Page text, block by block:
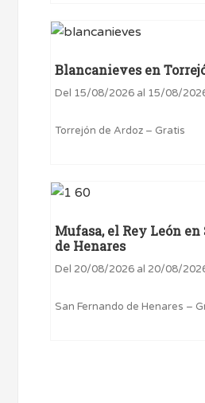
Blancanieves en
Del 15/08/2026 al 15/08/
Torrejón de Ardoz – Gratis
Mufasa, el Rey León en
de Henares
Del 20/08/2026 al 20/08/
San Fernando de Henares –